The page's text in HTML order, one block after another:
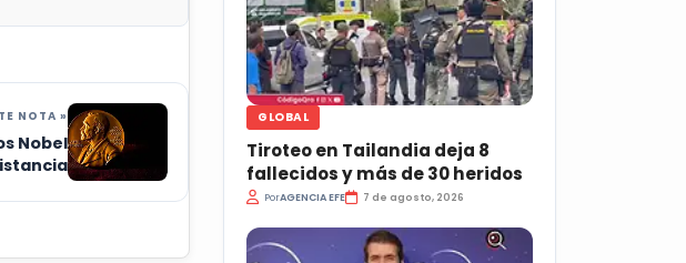
NOTA »
Nobel
GLOBAL
Tiroteo en Tailandia deja 8
fallecidos y más de 30 heridos
PorAGENCIA EFE 7 de agosto, 2026